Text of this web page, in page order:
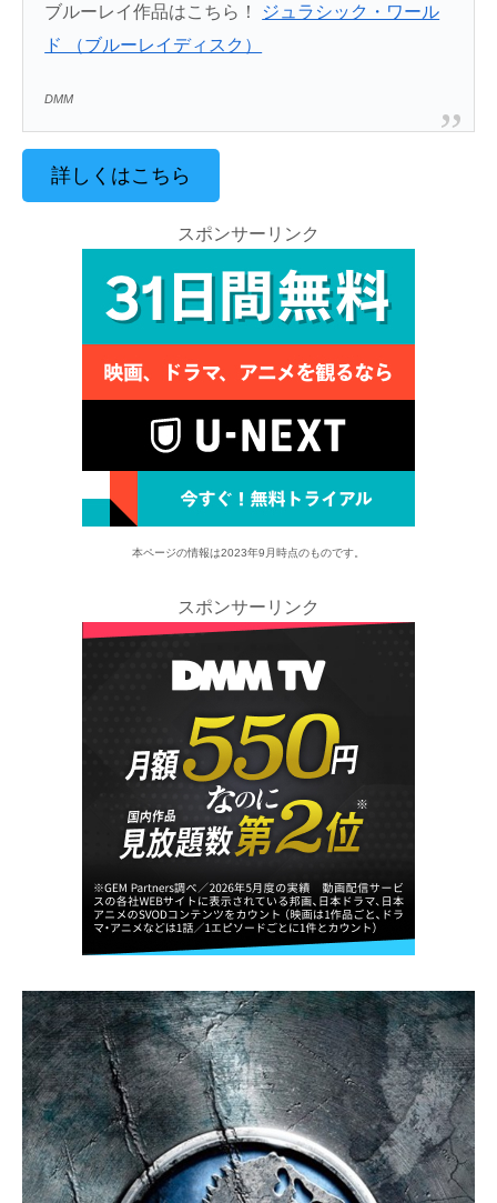
ブルーレイ作品はこちら！
ジュラシック・ワール
ド （ブルーレイディスク）
DMM
詳しくはこちら
スポンサーリンク
本ページの情報は2023年9月時点のものです。
スポンサーリンク